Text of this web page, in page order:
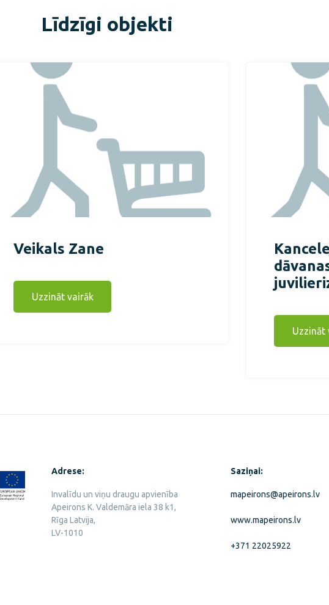
Līdzīgi objekti
Veikals Zane
Uzzināt vairāk
Uzzināt
Adrese:
Invalīdu un viņu draugu apvienība
Apeirons K. Valdemāra iela 38 k1,
Rīga Latvija,
LV-1010
Saziņai:
mapeirons@apeirons.lv
www.mapeirons.lv
+371 22025922